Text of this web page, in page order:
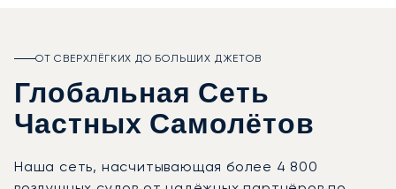
ОТ СВЕРХЛЁГКИХ ДО БОЛЬШИХ ДЖЕТОВ
Глобальная Сеть
Частных Самолётов
Наша сеть, насчитывающая более 4 800